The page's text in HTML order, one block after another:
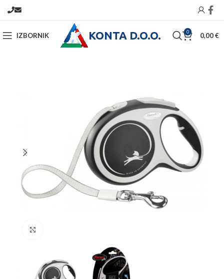
IZBORNIK KONTA D.O.O. 0 0,00€